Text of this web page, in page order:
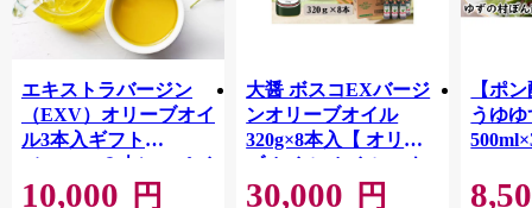
エキストラバージン
（EXV）オリーブオイ
ル3本入ギフト
（150ml×３本）スペイ
ン産
10,000 円
大醤 ボスコEXバージ
ンオリーブオイル
320g×8本入【 オリー
ブオイル オイル エキ
ストラバージンオリー
30,000 円
【ポ
うゆ